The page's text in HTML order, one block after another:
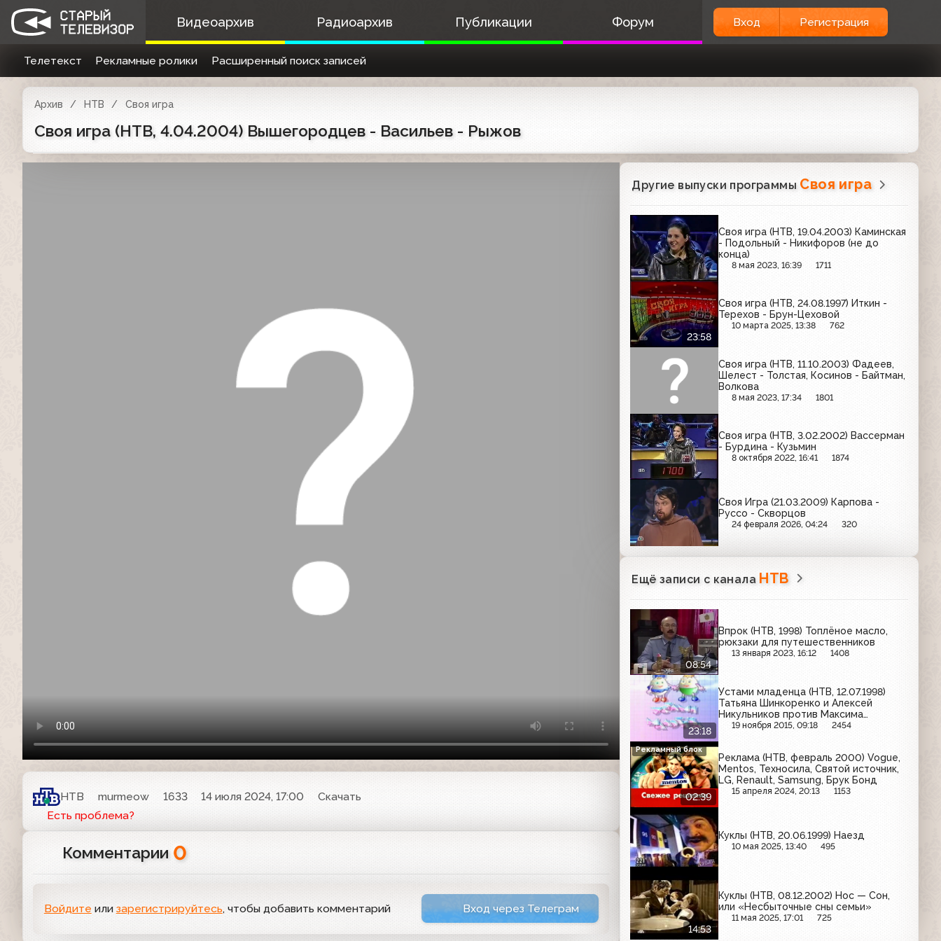
Видеоархив Радиоархив Публикации Форум Вход Регистрация
Телетекст Рекламные ролики Расширенный поиск записей
Архив НТВ Своя игра
Своя игра (НТВ, 4.04.2004) Вышегородцев - Васильев - Рыжов
НТВ murmeow 1633 14 июля 2024, 17:00
Скачать
Есть проблема?
Комментарии 0
Войдите или зарегистрируйтесь, чтобы добавить комментарий Вход через Телеграм
Другие выпуски программы Своя игра
Своя игра (НТВ, 19.04.2003) Каминская
- Подольный - Никифоров (не до
конца)
8 мая 2023, 16:39 1711
23:58
Своя игра (НТВ, 24.08.1997) Иткин -
Терехов - Брун-Цеховой
10 марта 2025, 13:38 762
Своя игра (НТВ, 11.10.2003) Фадеев,
Шелест - Толстая, Косинов - Байтман,
Волкова
8 мая 2023, 17:34 1801
Своя игра (НТВ, 3.02.2002) Вассерман
- Бурдина - Кузьмин
8 октября 2022, 16:41 1874
Своя Игра (21.03.2009) Карпова -
Руссо - Скворцов
24 февраля 2026, 04:24 320
Ещё записи с канала НТВ
08:54
Впрок (НТВ, 1998) Топлёное масло,
рюкзаки для путешественников
13 января 2023, 16:12 1408
23:18
Устами младенца (НТВ, 12.07.1998)
Татьяна Шинкоренко и Алексей
Никульников против Максима
Каталова и Валерии Шишкиной
19 ноября 2015, 09:18 2454
02:39
Реклама (НТВ, февраль 2000) Vogue,
Mentos, Техносила, Святой источник,
LG, Renault, Samsung, Брук Бонд
15 апреля 2024, 20:13 1153
Рекламный блок
Куклы (НТВ, 20.06.1999) Наезд
10 мая 2025, 13:40 495
14:53
Куклы (НТВ, 08.12.2002) Нос — Сон,
или «Несбыточные сны семьи»
11 мая 2025, 17:01 725